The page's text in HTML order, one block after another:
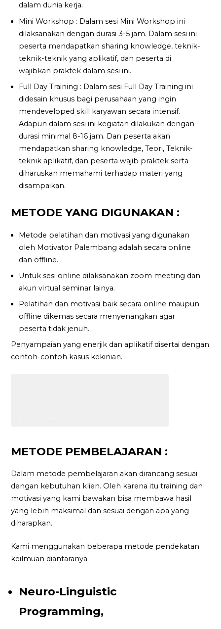
dalam dunia kerja.
Mini Workshop : Dalam sesi Mini Workshop ini
dilaksanakan dengan durasi 3-5 jam. Dalam sesi ini
peserta mendapatkan sharing knowledge, teknik-
teknik-teknik yang aplikatif, dan peserta di
wajibkan praktek dalam sesi ini.
Full Day Training : Dalam sesi Full Day Training ini
didesain khusus bagi perusahaan yang ingin
mendeveloped skill karyawan secara intensif.
Adapun dalam sesi ini kegiatan dilakukan dengan
durasi minimal 8-16 jam. Dan peserta akan
mendapatkan sharing knowledge, Teori, Teknik-
teknik aplikatif, dan peserta wajib praktek serta
diharuskan memahami terhadap materi yang
disampaikan.
METODE YANG DIGUNAKAN :
Metode pelatihan dan motivasi yang digunakan
oleh Motivator Palembang adalah secara online
dan offline.
Untuk sesi online dilaksanakan zoom meeting dan
akun virtual seminar lainya.
Pelatihan dan motivasi baik secara online maupun
offline dikemas secara menyenangkan agar
peserta tidak jenuh.
Penyampaian yang enerjik dan aplikatif disertai dengan
contoh-contoh kasus kekinian.
METODE PEMBELAJARAN :
Dalam metode pembelajaran akan dirancang sesuai
dengan kebutuhan klien. Oleh karena itu training dan
motivasi yang kami bawakan bisa membawa hasil
yang lebih maksimal dan sesuai dengan apa yang
diharapkan.
Kami menggunakan beberapa metode pendekatan
keilmuan diantaranya :
Neuro-Linguistic
Programming,